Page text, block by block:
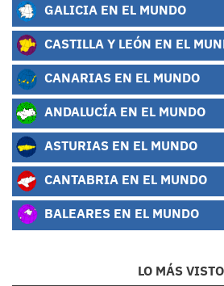
GALICIA EN EL MUNDO
CASTILLA Y LEÓN EN EL
CANARIAS EN EL MUNDO
ANDALUCÍA EN EL MUNDO
ASTURIAS EN EL MUNDO
CANTABRIA EN EL MUNDO
BALEARES EN EL MUNDO
LO MÁS VISTO